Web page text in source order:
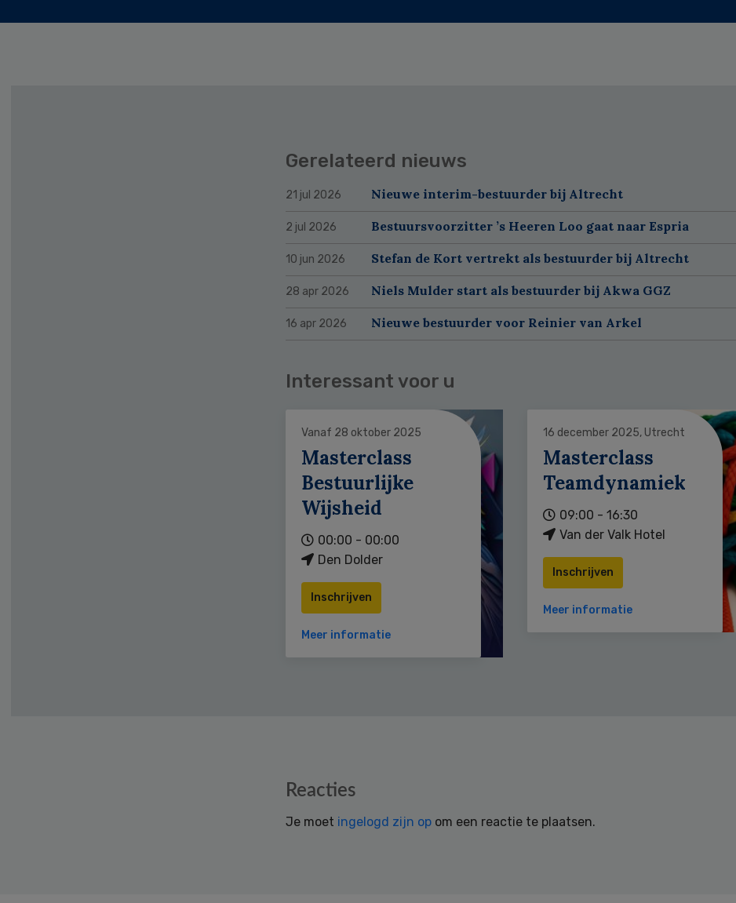
Gerelateerd nieuws
21 jul 2026 Nieuwe interim-bestuurder bij Altrecht
2 jul 2026 Bestuursvoorzitter ’s Heeren Loo gaat naar Espria
10 jun 2026 Stefan de Kort vertrekt als bestuurder bij Altrecht
28 apr 2026 Niels Mulder start als bestuurder bij Akwa GGZ
16 apr 2026 Nieuwe bestuurder voor Reinier van Arkel
Interessant voor u
Vanaf 28 oktober 2025
Masterclass
Bestuurlijke
Wijsheid
00:00 - 00:00
Den Dolder
Inschrijven
Meer informatie
16 december 2025, Utrecht
Masterclass
Teamdynamiek
09:00 - 16:30
Van der Valk Hotel
Inschrijven
Meer informatie
Reacties
Je moet ingelogd zijn op om een reactie te plaatsen.